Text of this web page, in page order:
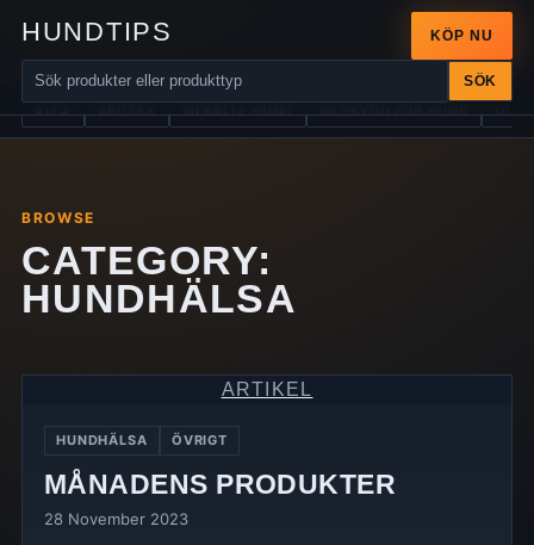
HUNDTIPS
SÖK
KÖP NU
ALLA APOTEK BILBÄLTE HUND BILSKYDD FÖR HUND
BROWSE
CATEGORY:
HUNDHÄLSA
ARTIKEL
HUNDHÄLSA ÖVRIGT
MÅNADENS PRODUKTER
28 November 2023